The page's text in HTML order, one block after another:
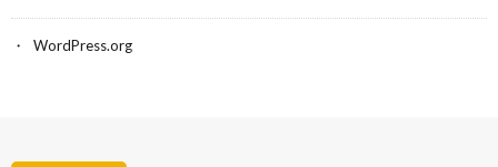
WordPress.org